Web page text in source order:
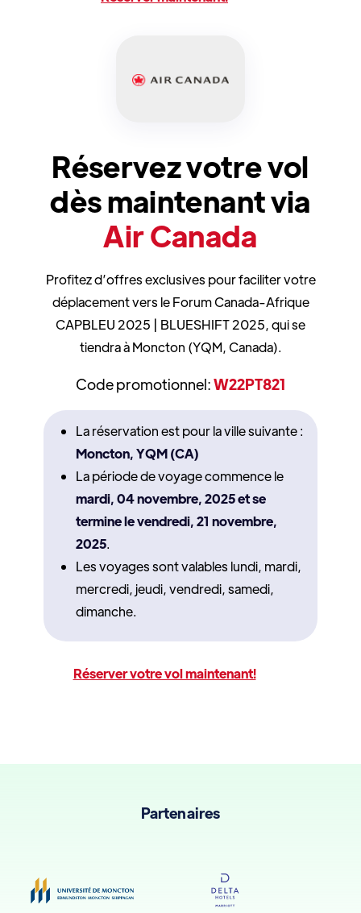
Réservez votre vol
dès maintenant via
Air Canada
Profitez d’offres exclusives pour faciliter votre
déplacement vers le Forum Canada-Afrique
CAPBLEU 2025 | BLUESHIFT 2025, qui se
tiendra à Moncton (YQM, Canada).
Code promotionnel:W22PT821
La réservation est pour la ville suivante :
Moncton, YQM (CA)
La période de voyage commence le
mardi, 04 novembre, 2025 et se
termine le vendredi, 21 novembre,
2025.
Les voyages sont valables lundi, mardi,
mercredi, jeudi, vendredi, samedi,
dimanche.
Réserver votre vol maintenant!
Partenaires